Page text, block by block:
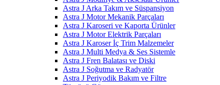
Astra J Arka Takım ve Süspansiyon
Astra J Motor Mekanik Parçaları
Astra J Karoseri ve Kaporta Ürünler
Astra J Motor Elektrik Parçaları
Astra J Karoser İç Trim Malzemeler
Astra J Multi Medya & Ses Sistemle
Astra J Fren Balatası ve Diski
Astra J Soğutma ve Radyatör
Astra J Periyodik Bakım ve Filtre